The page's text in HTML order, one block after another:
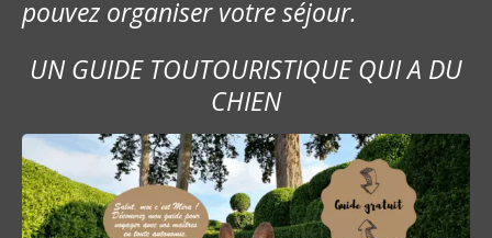
pouvez organiser votre séjour.
UN GUIDE TOUTOURISTIQUE QUI A DU
CHIEN